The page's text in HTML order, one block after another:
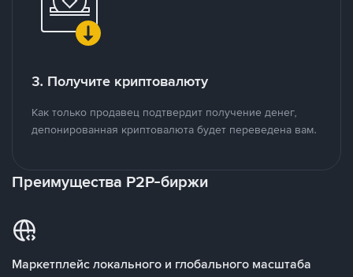
3. Получите криптовалюту
Как только продавец подтвердит получение денег,
депонированная криптовалюта будет переведена вам.
Преимущества P2P-биржи
Маркетплейс локального и глобального масштаба